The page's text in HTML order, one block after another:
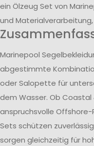
ein Ölzeug Set von
und
Marinepool
abgestimmte
oder Salopette für
dem Wasser. Ob Coastal
anspruchsvolle
Sets schützen
sorgen gleichzeitig für